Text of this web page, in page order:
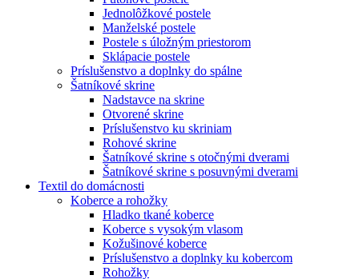
Jednolôžkové postele
Manželské postele
Postele s úložným priestorom
Sklápacie postele
Príslušenstvo a doplnky do spálne
Šatníkové skrine
Nadstavce na skrine
Otvorené skrine
Príslušenstvo ku skriniam
Rohové skrine
Šatníkové skrine s otočnými dverami
Šatníkové skrine s posuvnými dverami
Textil do domácnosti
Koberce a rohožky
Hladko tkané koberce
Koberce s vysokým vlasom
Kožušinové koberce
Príslušenstvo a doplnky ku kobercom
Rohožky